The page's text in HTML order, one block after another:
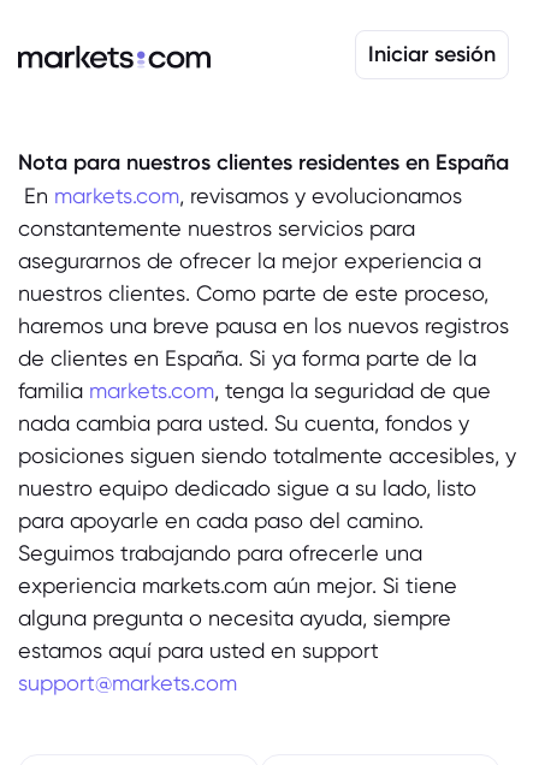
Acerca de
¿Por qué
Ayuda y soporte
Iniciar sesión
Nota para nuestros clientes residentes en España
En markets.com, revisamos y evolucionamos
constantemente nuestros servicios para
asegurarnos de ofrecer la mejor experiencia a
nuestros clientes. Como parte de este proceso,
haremos una breve pausa en los nuevos registros
de clientes en España. Si ya forma parte de la
familia markets.com, tenga la seguridad de que
nada cambia para usted. Su cuenta, fondos y
posiciones siguen siendo totalmente accesibles, y
nuestro equipo dedicado sigue a su lado, listo
para apoyarle en cada paso del camino.
Seguimos trabajando para ofrecerle una
experiencia markets.com aún mejor. Si tiene
alguna pregunta o necesita ayuda, siempre
estamos aquí para usted en support
support@markets.com